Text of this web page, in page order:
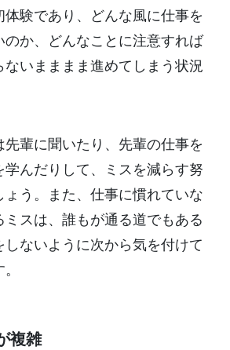
体験であり、どんな風に仕事を
か、どんなことに注意すれば
ないまままま進めてしまう状況
輩に聞いたり、先輩の仕事を
学んだりして、ミスを減らす努
う。また、仕事に慣れていな
スは、誰もが通る道でもある
ないように次から気を付けて
複雑